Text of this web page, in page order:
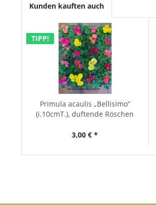
Kunden kauften auch
TIPP!
Primula acaulis „Bellisimo“
(i.10cmT.), duftende Röschen
3,00 € *